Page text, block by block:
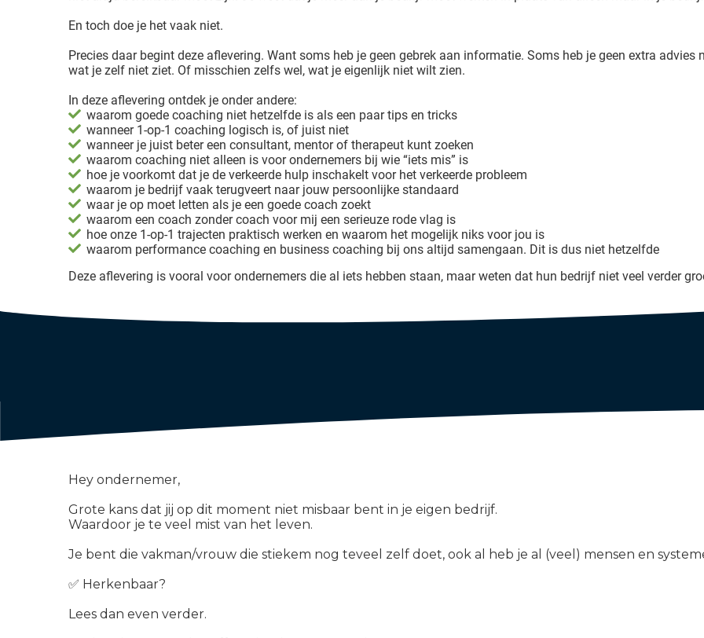
En toch doe je het vaak niet.
Precies daar begint deze aflevering. Want soms heb je geen gebrek aan informatie. Soms heb je geen extra
wat je zelf niet ziet. Of misschien zelfs wel, wat je eigenlijk niet wilt zien.
In deze aflevering ontdek je onder andere:
waarom goede coaching niet hetzelfde is als een paar tips en tricks
wanneer 1-op-1 coaching logisch is, of juist niet
wanneer je juist beter een consultant, mentor of therapeut kunt zoeken
waarom coaching niet alleen is voor ondernemers bij wie “iets mis” is
hoe je voorkomt dat je de verkeerde hulp inschakelt voor het verkeerde probleem
waarom je bedrijf vaak terugveert naar jouw persoonlijke standaard
waar je op moet letten als je een goede coach zoekt
waarom een coach zonder coach voor mij een serieuze rode vlag is
hoe onze 1-op-1 trajecten praktisch werken en waarom het mogelijk niks voor jou is
waarom performance coaching en business coaching bij ons altijd samengaan. Dit is dus niet hetzelfde
Deze aflevering is vooral voor ondernemers die al iets hebben staan, maar weten dat hun bedrijf niet veel verder
Hey ondernemer,
Grote kans dat jij op dit moment niet misbaar bent in je eigen bedrijf.
Waardoor je te veel mist van het leven.
Je bent die vakman/vrouw die stiekem nog teveel zelf doet, ook al heb je al (veel) mensen en
✅ Herkenbaar?
Lees dan even verder.